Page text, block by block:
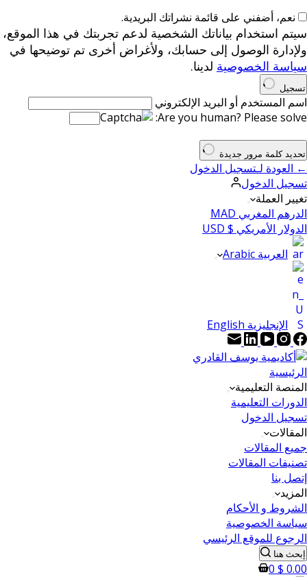
نعم، أضفني على قائمة نشراتك البريدية.
سيتم استخدام بياناتك الشخصية لدعم تجربتك في هذا الموقع،
ولإدارة الوصول إلى حسابك، ولأغراض أخرى تم توضيحها في
سياسة الخصوصية لدينا.
تسجيل
اسم المستخدم أو البريد الإلكتروني
Are you human? Please solve:
تحديد كلمة مرور جديدة
← العودة لـتسجيل الدخول
تسجيل الدخول
تغيير العملة
الدرهم المغربي MAD
الدولار الأمريكي $ USD
العربية Arabic
الإنجليزية English
الرئيسية
المنصة التعليمية
الدورات التعليمية
تسجيل الدخول
المقالات
جميع المقالات
تصنيفات المقالات
إتصل بنا
المزيد
الشروط و الأحكام
سياسة الخصوصية
الرجوع للموقع الرئيسي
إبحث هنا
0.00
$
0